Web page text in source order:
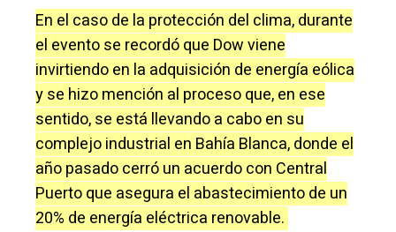
En el caso de la protección del clima, durante
el evento se recordó que Dow viene
invirtiendo en la adquisición de energía eólica
y se hizo mención al proceso que, en ese
sentido, se está llevando a cabo en su
complejo industrial en Bahía Blanca, donde el
año pasado cerró un acuerdo con Central
Puerto que asegura el abastecimiento de un
20% de energía eléctrica renovable.